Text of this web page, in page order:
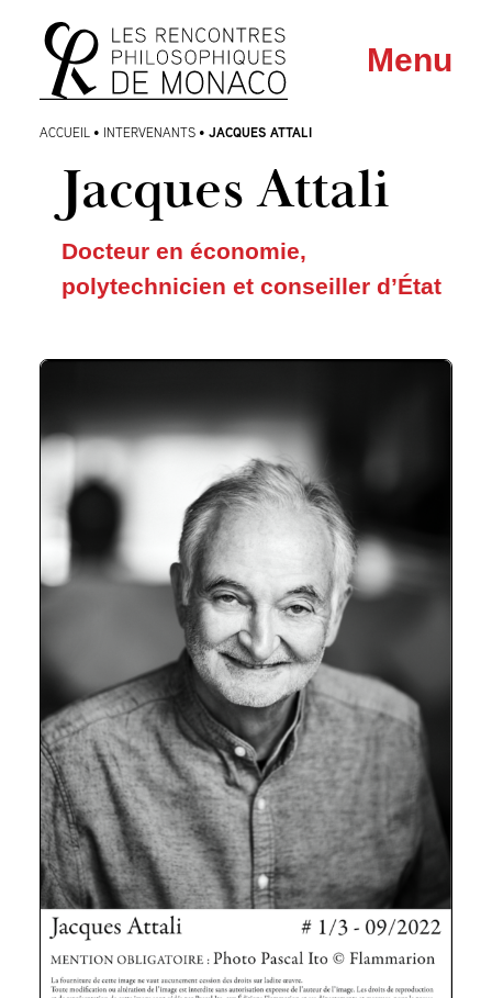
Aller
au
menu
Aller au
contenu
Menu
ACCUEIL • INTERVENANTS • JACQUES ATTALI
Jacques Attali
Docteur en économie,
polytechnicien et conseiller d’État